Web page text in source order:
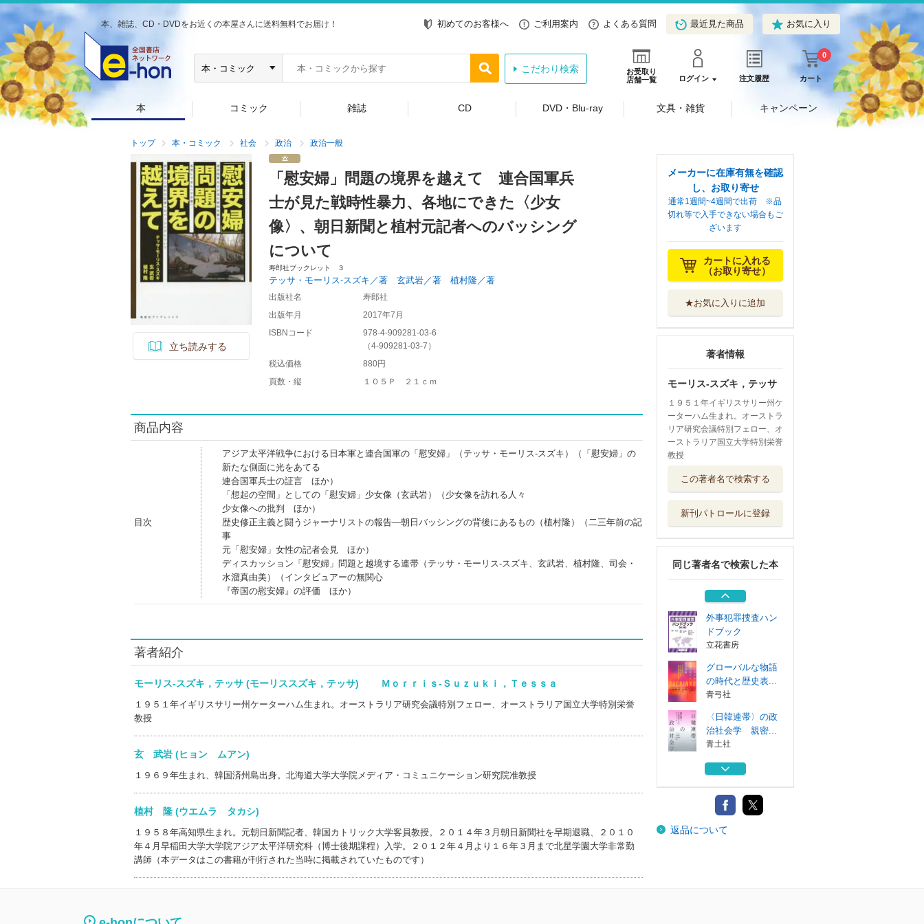
本、雑誌、CD・DVDをお近くの本屋さんに送料無料でお届け！ 初めてのお客様へ ご利用案内 よくある質問 最近見た商品 お気に入り
お受取り
店舗一覧
ログイン 注文履歴 カート
0
こだわり検索
本 コミック 雑誌 CD DVD・Blu-ray 文具・雑貨 キャンペーン
トップ 本・コミック 社会 政治 政治一般
立ち読みする
「慰安婦」問題の境界を越えて 連合国軍兵
士が見た戦時性暴力、各地にできた〈少女
像〉、朝日新聞と植村元記者へのバッシング
について
寿郎社ブックレット ３
テッサ・モーリス‐スズキ／著 玄武岩／著 植村隆／著
出版社名
寿郎社
出版年月
2017年7月
ISBNコード
978-4-909281-03-6
（4-909281-03-7 ）
税込価格
880円
頁数・縦
１０５Ｐ ２１ｃｍ
商品内容
目次
アジア太平洋戦争における日本軍と連合国軍の「慰安婦」（テッサ・モーリス‐スズキ）（「慰安婦」の
新たな側面に光をあてる
連合国軍兵士の証言 ほか）
「想起の空間」としての「慰安婦」少女像（玄武岩）（少女像を訪れる人々
少女像への批判 ほか）
歴史修正主義と闘うジャーナリストの報告―朝日バッシングの背後にあるもの（植村隆）（二三年前の記
事
元「慰安婦」女性の記者会見 ほか）
ディスカッション「慰安婦」問題と越境する連帯（テッサ・モーリス‐スズキ、玄武岩、植村隆、司会・
水溜真由美）（インタビュアーの無関心
『帝国の慰安婦』の評価 ほか）
著者紹介
モーリス‐スズキ，テッサ (モーリススズキ，テッサ) Ｍｏｒｒｉｓ‐Ｓｕｚｕｋｉ，Ｔｅｓｓａ
１９５１年イギリスサリー州ケーターハム生まれ。オーストラリア研究会議特別フェロー、オーストラリア国立大学特別栄誉
教授
玄 武岩 (ヒョン ムアン)
１９６９年生まれ、韓国済州島出身。北海道大学大学院メディア・コミュニケーション研究院准教授
植村 隆 (ウエムラ タカシ)
１９５８年高知県生まれ。元朝日新聞記者、韓国カトリック大学客員教授。２０１４年３月朝日新聞社を早期退職、２０１０
年４月早稲田大学大学院アジア太平洋研究科（博士後期課程）入学。２０１２年４月より１６年３月まで北星学園大学非常勤
講師（本データはこの書籍が刊行された当時に掲載されていたものです）
メーカーに在庫有無を確認
し、お取り寄せ
通常1週間~4週間で出荷 ※品
切れ等で入手できない場合もご
ざいます
カートに入れる
（お取り寄せ）
★お気に入りに追加
著者情報
モーリス‐スズキ，テッサ
１９５１年イギリスサリー州ケ
ーターハム生まれ。オーストラ
リア研究会議特別フェロー、オ
ーストラリア国立大学特別栄誉
教授
この著者名で検索する
新刊パトロールに登録
同じ著者名で検索した本
治社会学 親密...
ミャンマーの民主
寿郎社
ジョブ型ｖｓメン
バーシップ型 ...
中央経済社
外事犯罪捜査ハン
ドブック
立花書房
グローバルな物語
の時代と歴史表...
青弓社
〈日韓連帯〉の政
治社会学 親密...
青土社
ミャンマーの民主
寿郎社
ジョブ型ｖｓメン
バーシップ型 ...
返品について